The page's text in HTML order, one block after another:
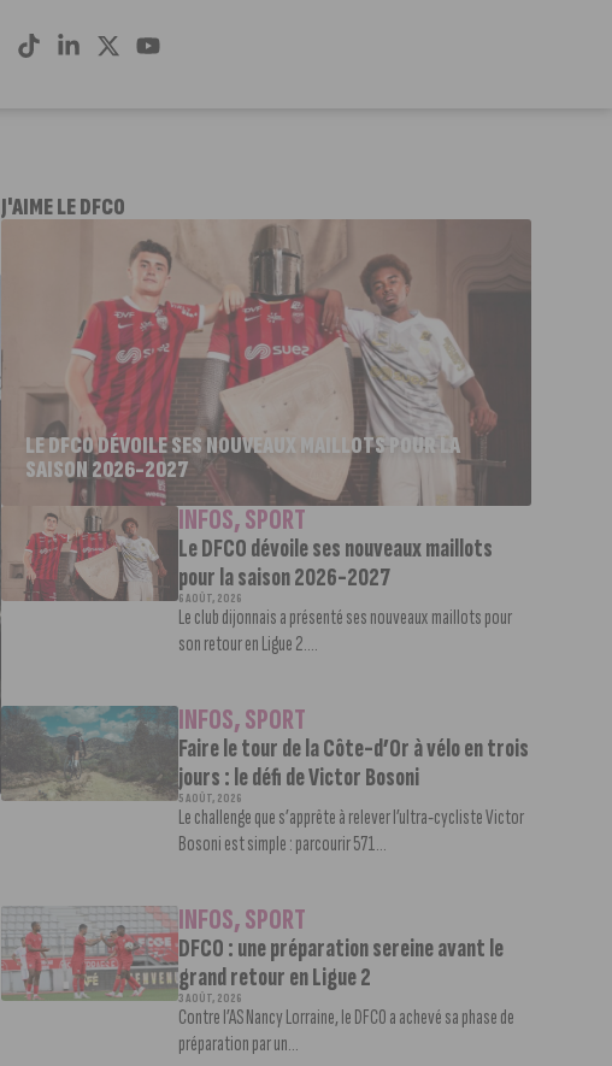
J'AIME LE DFCO
LE DFCO DÉVOILE SES NOUVEAUX MAILLOTS POUR LA
SAISON 2026-2027
INFOS,SPORT
Le DFCO dévoile ses nouveaux maillots
pour la saison 2026-2027
6 AOÛT, 2026
Le club dijonnais a présenté ses nouveaux maillots pour
son retour en Ligue 2....
INFOS,SPORT
Faire le tour de la Côte-d’Or à vélo en trois
jours : le défi de Victor Bosoni
5 AOÛT, 2026
Le challenge que s’apprête à relever l’ultra-cycliste Victor
Bosoni est simple : parcourir 571...
INFOS,SPORT
DFCO : une préparation sereine avant le
grand retour en Ligue 2
3 AOÛT, 2026
Contre l’AS Nancy Lorraine, le DFCO a achevé sa phase de
préparation par un...